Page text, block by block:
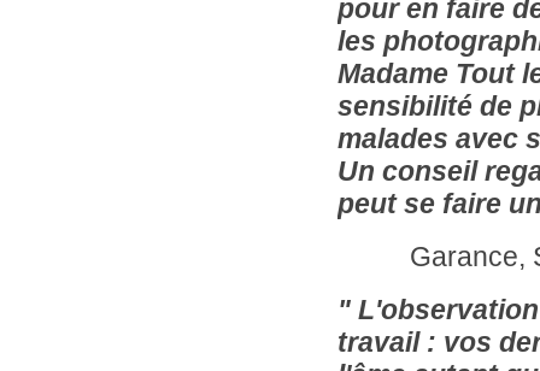
pour en faire
les
Madame Tout
sensibilité de
malades avec
Un conseil
peut se faire
Garance,
"
travail : vos